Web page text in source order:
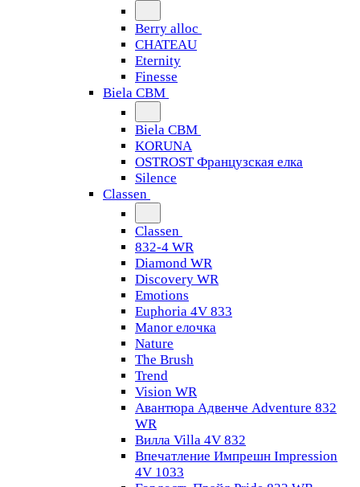
Berry alloc
CHATEAU
Eternity
Finesse
Biela CBM
Biela CBM
KORUNA
OSTROST Французская елка
Silence
Classen
Classen
832-4 WR
Diamond WR
Discovery WR
Emotions
Euphoria 4V 833
Manor елочка
Nature
The Brush
Trend
Vision WR
Авантюра Адвенче Adventure 832
WR
Вилла Villa 4V 832
Впечатление Импрешн Impression
4V 1033